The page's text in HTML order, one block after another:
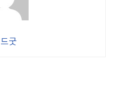
굿